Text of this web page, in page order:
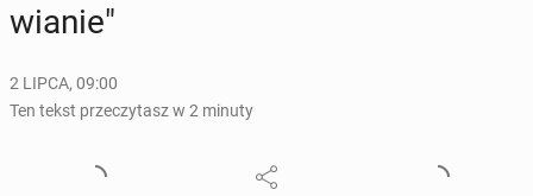
wia­nie"
2 LIPCA, 09:00
Ten tekst przeczytasz w 2 minuty